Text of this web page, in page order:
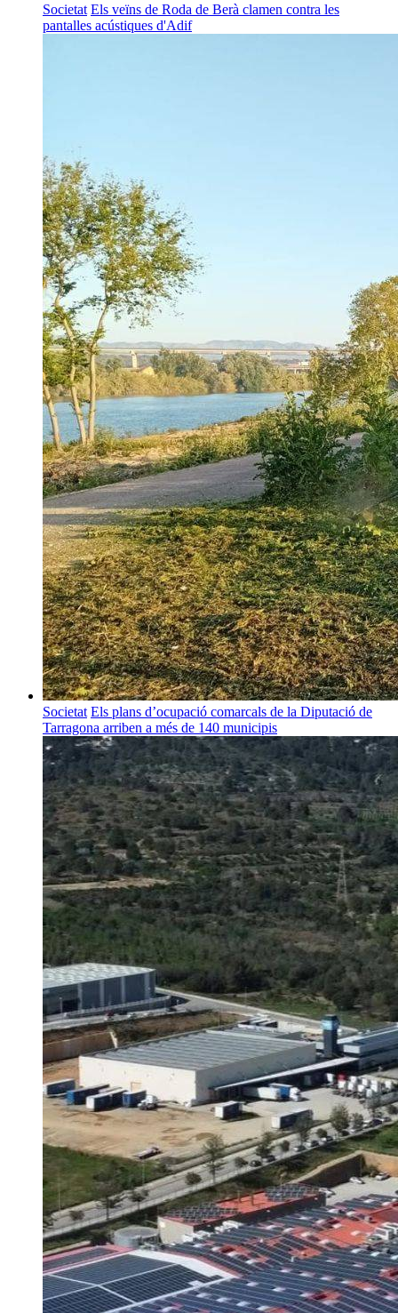
Societat Els veïns de Roda de Berà clamen contra les
pantalles acústiques d'Adif
Societat Els plans d’ocupació comarcals de la Diputació de
Tarragona arriben a més de 140 municipis